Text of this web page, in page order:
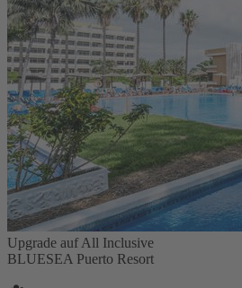
Upgrade auf All Inclusive
BLUESEA Puerto Resort